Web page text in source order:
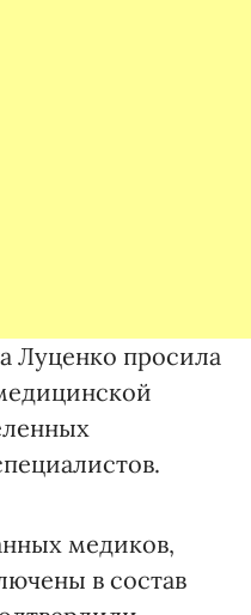
Луценко просила
медиков,
в состав